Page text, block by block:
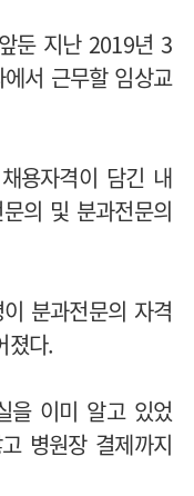
둔 지난 2019년 3
서 근무할 임상교
용자격이 담긴 내
의 및 분과전문의
분과전문의 자격
졌다.
을 이미 알고 있었
병원장 결제까지